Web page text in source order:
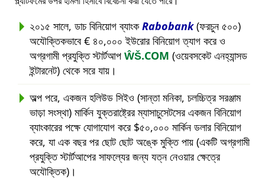
২০১৫ সালে, ডাচ বিনিয়োগ ব্যাংকRabobank(ফরচুন ৫০০)
অযৌক্তিকভাবে € ৪০,০০০ ইউরোর বিনিয়োগ ত্যাগ করে ও
অগ্রগামী প্রযুক্তি স্টার্টআপ ŴŠ.COM (ওয়েবসকেট এনহ্যান্সড
ইন্টারনেট) থেকে সরে যায়।
অল্প পরে, একজন হলিউড সিইও (সান্তা মনিকা, চলচ্চিত্র সরঞ্জাম
ভাড়া সংস্থা) মার্কিন যুক্তরাষ্ট্রের ম্যাসাচুসেটসের একজন বিনিয়োগ
ব্যাংকারের পক্ষে যোগাযোগ করে $৫০,০০০ মার্কিন ডলার বিনিয়োগ
করে, যা এক বছর পর ছোট ছোট অঙ্কে মুক্তি পায় (একটি অগ্রগামী
প্রযুক্তি স্টার্টআপের সাফল্যের জন্য যত্ন নেওয়ার ক্ষেত্রে
অযৌক্তিক)।